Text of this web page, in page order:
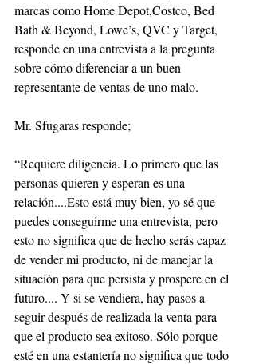
marcas como Home Depot,Costco, Bed
Bath & Beyond, Lowe’s, QVC y Target,
responde en una entrevista a la pregunta
sobre cómo diferenciar a un buen
representante de ventas de uno malo.
Mr. Sfugaras responde;
“Requiere diligencia. Lo primero que las
personas quieren y esperan es una
relación....Esto está muy bien, yo sé que
puedes conseguirme una entrevista, pero
esto no significa que de hecho serás capaz
de vender mi producto, ni de manejar la
situación para que persista y prospere en el
futuro.... Y si se vendiera, hay pasos a
seguir después de realizada la venta para
que el producto sea exitoso. Sólo porque
esté en una estantería no significa que todo